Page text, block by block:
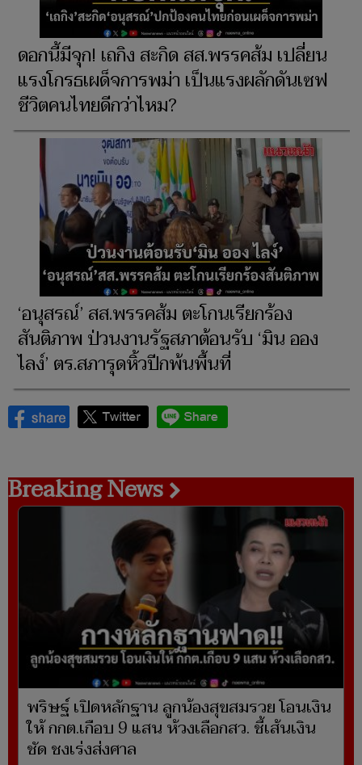
ดอกนี้มีจุก! เถกิง สะกิด สส.พรรคส้ม เปลี่ยน
แรงโกรธเผด็จการพม่า เป็นแรงผลักดันเซฟ
ชีวิตคนไทยดีกว่าไหม?
‘อนุสรณ์’ สส.พรรคส้ม ตะโกนเรียกร้อง
สันติภาพ ป่วนงานรัฐสภาต้อนรับ ‘มิน ออง
ไลง์’ ตร.สภารุดหิ้วปีกพ้นพื้นที่
Breaking News
พริษฐ์ เปิดหลักฐาน ลูกน้องสุขสมรวย โอนเงิน
ให้ กกต.เกือบ 9 แสน ห้วงเลือกสว. ชี้เส้นเงิน
ชัด ชงเร่งส่งศาล